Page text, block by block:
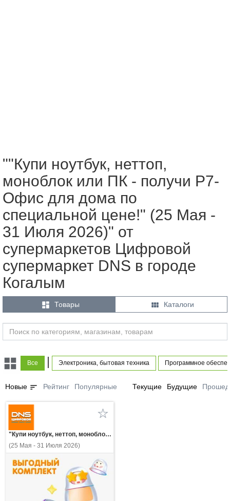
""Купи ноутбук, неттоп,
моноблок или ПК - получи Р7-
Офис для дома по
специальной цене!" (25 Мая -
31 Июля 2026)" от
супермаркетов Цифровой
супермаркет DNS в городе
Когалым
 Товары  Каталоги
Все | Электроника, бытовая техника Программное
Новые sort Рейтинг Популярные Текущие Будущие
"Купи ноутбук, неттоп, моноблок или ПК - получи Р7-Офис для дома по специальной цене!"
(25 Мая - 31 Июля 2026)